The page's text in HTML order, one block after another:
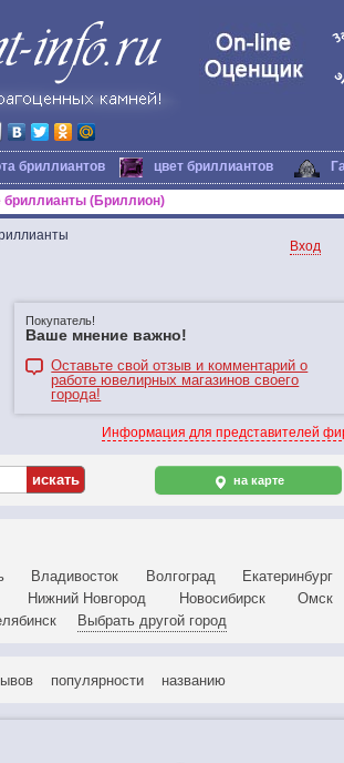
бриллиантов цвет бриллиантов
бриллианты (Бриллион)
Вход
Покупатель!
Ваше мнение важно!
Оставьте свой отзыв и комментарий о
работе ювелирных магазинов своего
города!
Информация для представителей
на карте
Владивосток Волгоград
Екатеринбург
Нижний Новгород Новосибирск
Омск
Выбрать другой город
популярности названию